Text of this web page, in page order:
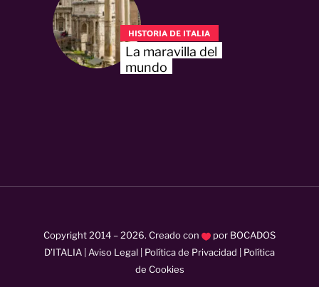
HISTORIA DE ITALIA
La maravilla del
mundo
Copyright 2014 –2026. Creado con por BOCADOS
D’ITALIA Aviso Legal Política de Privacidad
Política
de Cookies